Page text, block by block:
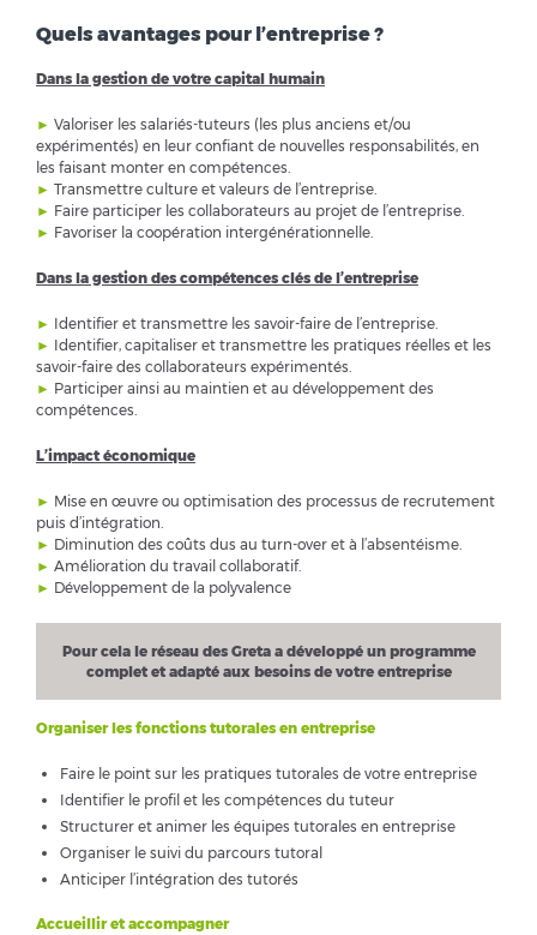
Quels avantages pour l’entreprise ?
Dans la gestion de votre capital humain
► Valoriser les salariés-tuteurs (les plus anciens et/ou
expérimentés) en leur confiant de nouvelles responsabilités, en
les faisant monter en compétences.
► Transmettre culture et valeurs de l’entreprise.
► Faire participer les collaborateurs au projet de l’entreprise.
► Favoriser la coopération intergénérationnelle.
Dans la gestion des compétences clés de l’entreprise
► Identifier et transmettre les savoir-faire de l’entreprise.
► Identifier, capitaliser et transmettre les pratiques réelles et les
savoir-faire des collaborateurs expérimentés.
► Participer ainsi au maintien et au développement des
compétences.
L’impact économique
► Mise en œuvre ou optimisation des processus de recrutement
puis d’intégration.
► Diminution des coûts dus au turn-over et à l’absentéisme.
► Amélioration du travail collaboratif.
► Développement de la polyvalence
Pour cela le réseau des Greta a développé un programme
complet et adapté aux besoins de votre entreprise
Organiser les fonctions tutorales en entreprise
Faire le point sur les pratiques tutorales de votre entreprise
Identifier le profil et les compétences du tuteur
Structurer et animer les équipes tutorales en entreprise
Organiser le suivi du parcours tutoral
Anticiper l’intégration des tutorés
Accueillir et accompagner